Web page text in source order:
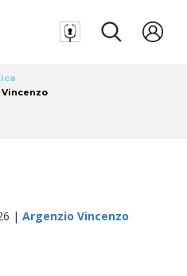
| Argenzio Vincenzo